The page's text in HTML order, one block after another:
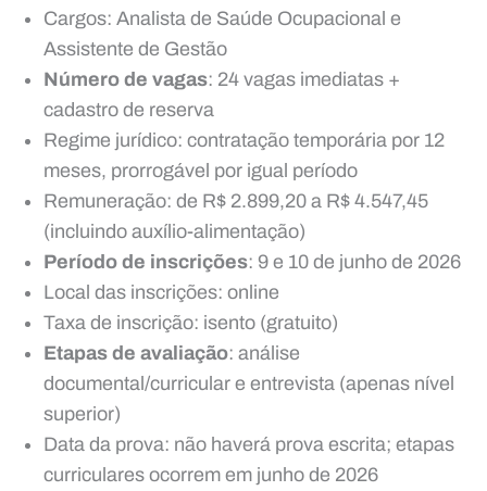
Cargos: Analista de Saúde Ocupacional e
Assistente de Gestão
Número de vagas: 24 vagas imediatas +
cadastro de reserva
Regime jurídico: contratação temporária por 12
meses, prorrogável por igual período
Remuneração: de R$ 2.899,20 a R$ 4.547,45
(incluindo auxílio-alimentação)
Período de inscrições: 9 e 10 de junho de 2026
Local das inscrições: online
Taxa de inscrição: isento (gratuito)
Etapas de avaliação: análise
documental/curricular e entrevista (apenas nível
superior)
Data da prova: não haverá prova escrita; etapas
curriculares ocorrem em junho de 2026